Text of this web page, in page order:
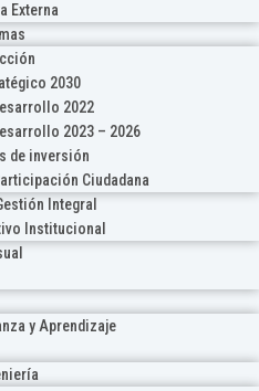
Externa
2030
2022
2023 – 2026
de inversión
Ciudadana
Integral
Institucional
y Aprendizaje